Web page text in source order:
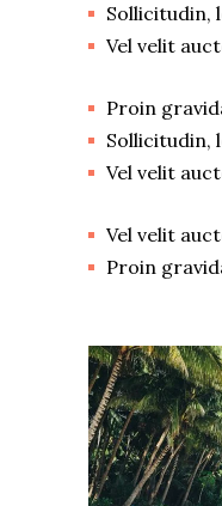
Sollicitudin,
Vel velit
Proin
Sollicitudin,
Vel velit
Vel velit
Proin